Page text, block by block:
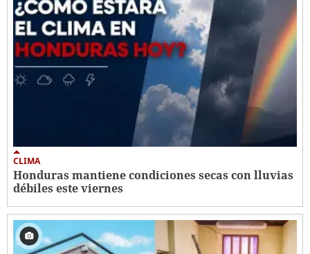
CLIMA
Honduras mantiene condiciones secas con lluvias
débiles este viernes